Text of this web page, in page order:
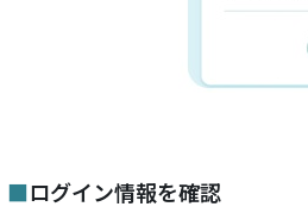
■ログイン情報を確認